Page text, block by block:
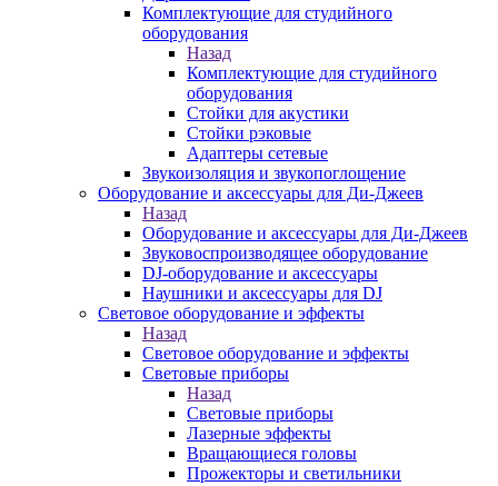
Комплектующие для студийного
оборудования
Назад
Комплектующие для студийного
оборудования
Стойки для акустики
Стойки рэковые
Адаптеры сетевые
Звукоизоляция и звукопоглощение
Оборудование и аксессуары для Ди-Джеев
Назад
Оборудование и аксессуары для Ди-Джеев
Звуковоспроизводящее оборудование
DJ-оборудование и аксессуары
Наушники и аксессуары для DJ
Световое оборудование и эффекты
Назад
Световое оборудование и эффекты
Световые приборы
Назад
Световые приборы
Лазерные эффекты
Вращающиеся головы
Прожекторы и светильники